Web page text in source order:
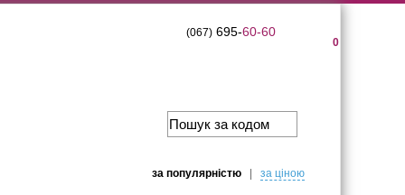
0
(067)695-60-60
за популярнiстю| за цiною